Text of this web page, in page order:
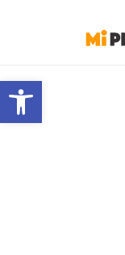
Abrir barra de herramientas